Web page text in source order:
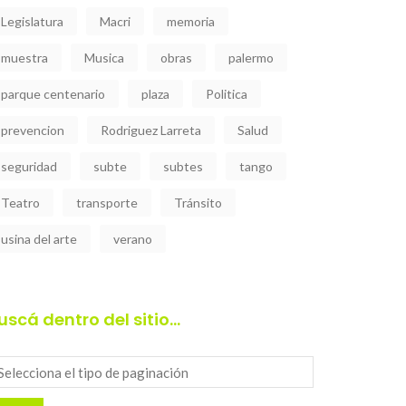
Legislatura Macri memoria
muestra Musica obras palermo
parque centenario plaza Politica
prevencion Rodriguez Larreta Salud
seguridad subte subtes tango
Teatro transporte Tránsito
usina del arte verano
dentro del sitio…